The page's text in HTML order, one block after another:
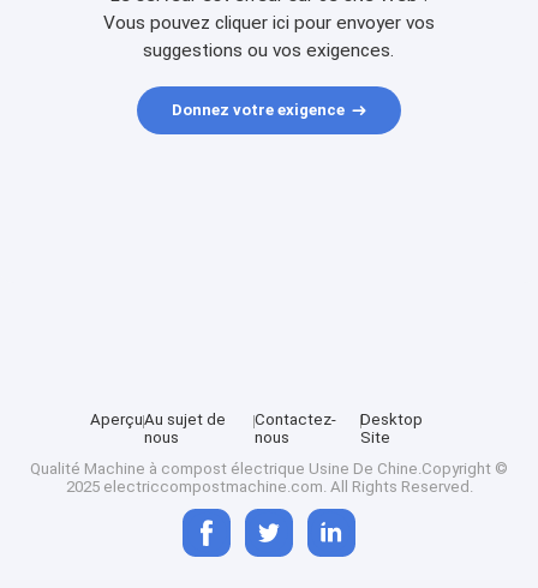
Vous pouvez cliquer ici pour envoyer vos
suggestions ou vos exigences.
Donnez votre exigence
AperçuAu sujet de
nous
Contactez-
nous
Desktop
Site
Qualité Machine à compost électrique Usine De Chine.Copyright ©
2025 electriccompostmachine.com. All Rights Reserved.